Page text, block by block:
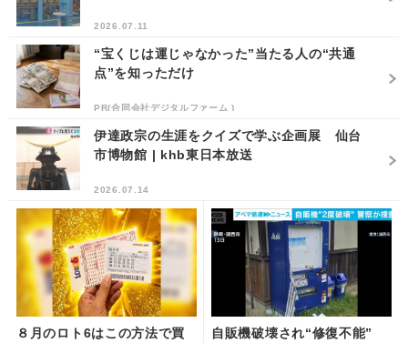
2026.07.11
“宝くじは運じゃなかった”当たる人の“共通
点”を知っただけ
PR(合同会社デジタルファーム )
伊達政宗の生涯をクイズで学ぶ企画展 仙台
市博物館 | khb東日本放送
2026.07.14
８月のロト6はこの方法で買 自販機破壊され“修復不能”